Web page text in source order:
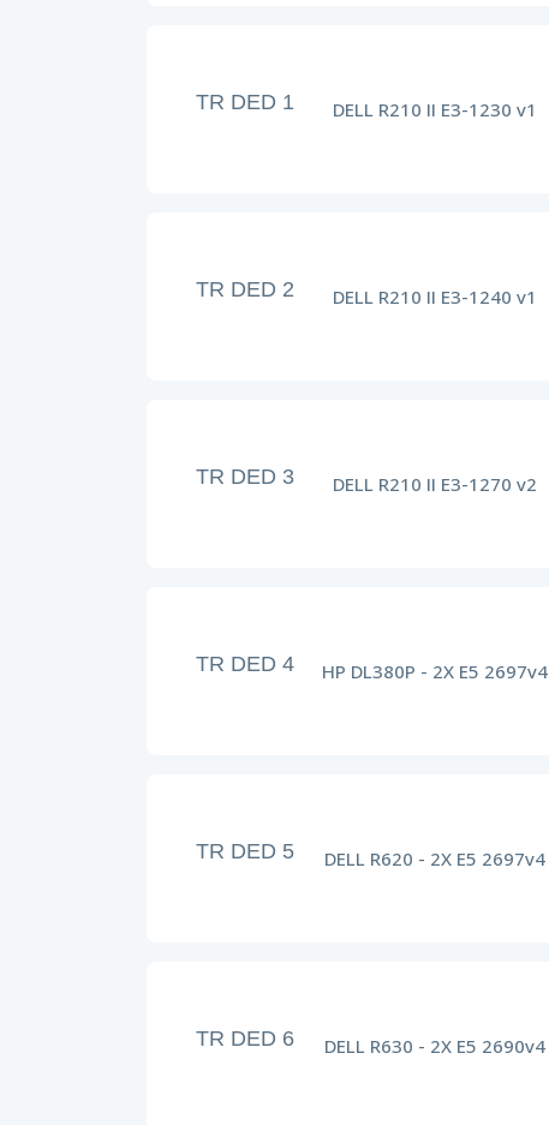
TR DED 1 DELL R210 II E3-1230 v1
TR DED 2 DELL R210 II E3-1240 v1
TR DED 3 DELL R210 II E3-1270 v2
TR DED 4 HP DL380P - 2X E5 2697v4
TR DED 5 DELL R620 - 2X E5 2697v4
TR DED 6 DELL R630 - 2X E5 2690v4